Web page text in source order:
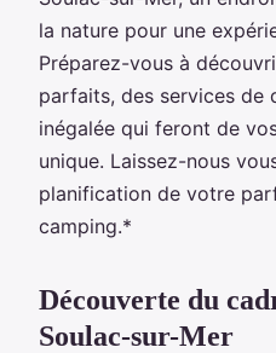
la nature pour une
Préparez-vous à
parfaits, des services de
inégalée qui feront de
unique. Laissez-nous
planification de votre
camping.*
Découverte du
Soulac-sur-Mer